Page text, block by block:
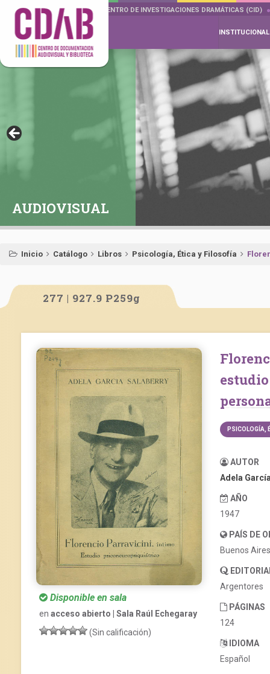
DOCUMENTA DRAMÁTICAS CENTRO DE INVESTIGACIONES DRAMÁTICAS (CID)
INSTITUCIONAL
AUDIOVISUAL
Inicio Catálogo Libros Psicología, Ética y Filosofía
277 | 927.9 P259g
Disponible en sala
en acceso abierto | Sala Raúl Echegaray
(Sin calificación)
Florencio Parravicini, su vida y su obra. Un
PSICOLOGÍA,
AUTOR
Adela
AÑO
1947
PAÍS DE
Buenos
Argentores
PÁGINAS
124
IDIOMA
Español